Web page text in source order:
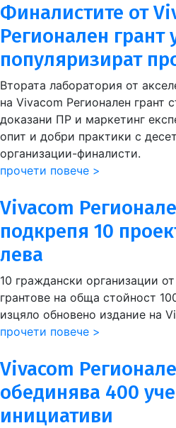
Финалистите от
Регионален грант
популяризират
Втората лаборатория от
на Vivacom Регионален грант
доказани ПР и маркетинг
опит и добри практики с
организации-финалисти.
прочети повече >
Vivacom
подкрепя 10
лева
10 граждански организации
грантове на обща стойност
изцяло обновено издание на
прочети повече >
Vivacom
обединява 400
инициативи